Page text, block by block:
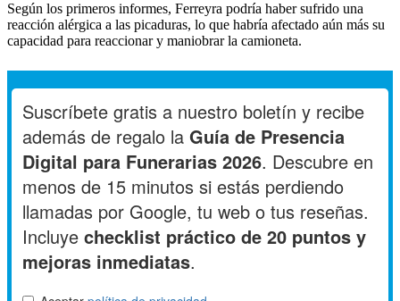
Según los primeros informes, Ferreyra podría haber sufrido una
reacción alérgica a las picaduras, lo que habría afectado aún más su
capacidad para reaccionar y maniobrar la camioneta.